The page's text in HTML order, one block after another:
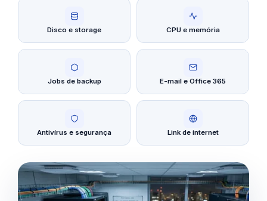
Disco e storage CPU e memória
Jobs de backup E-mail e Office 365
Antivírus e segurança Link de internet